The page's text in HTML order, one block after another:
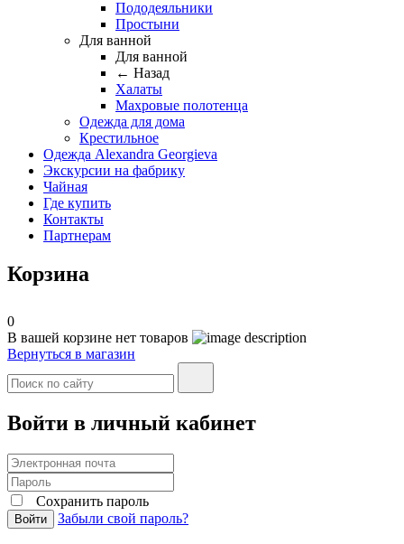
Пододеяльники
Простыни
Для ванной
Для ванной
← Назад
Халаты
Махровые полотенца
Одежда для дома
Крестильное
Одежда Alexandra Georgieva
Экскурсии на фабрику
Чайная
Где купить
Контакты
Партнерам
Корзина
0
В вашей корзине нет товаров
Вернуться в магазин
Войти в личный кабинет
Сохранить пароль
Войти Забыли свой пароль?